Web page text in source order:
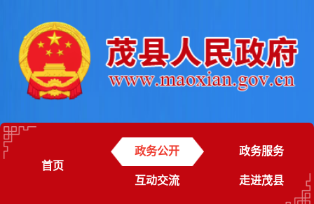
首页
政务公开 政务服务
互动交流 走进茂县